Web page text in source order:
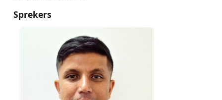
Sprekers